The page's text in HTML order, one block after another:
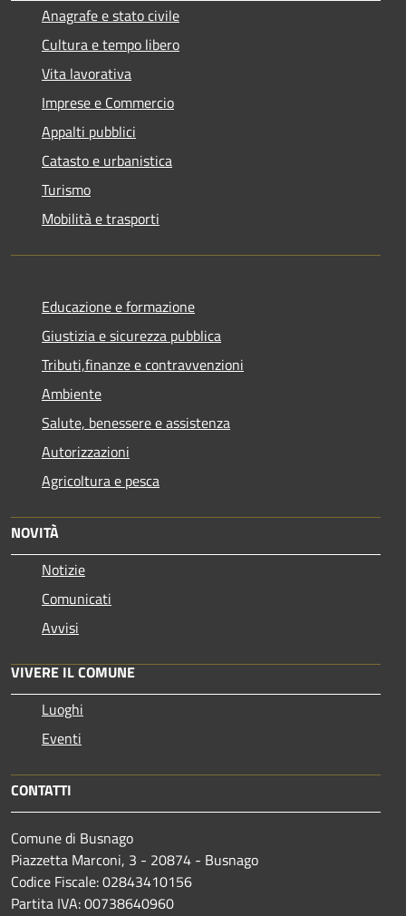
Anagrafe e stato civile
Cultura e tempo libero
Vita lavorativa
Imprese e Commercio
Appalti pubblici
Catasto e urbanistica
Turismo
Mobilità e trasporti
Educazione e formazione
Giustizia e sicurezza pubblica
Tributi,finanze e contravvenzioni
Ambiente
Salute, benessere e assistenza
Autorizzazioni
Agricoltura e pesca
NOVITÀ
Notizie
Comunicati
Avvisi
VIVERE IL COMUNE
Luoghi
Eventi
CONTATTI
Comune di Busnago
Piazzetta Marconi, 3 - 20874 - Busnago
Codice Fiscale: 02843410156
Partita IVA: 00738640960